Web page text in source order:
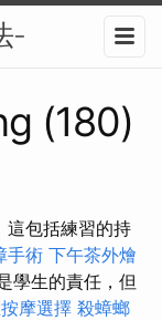
-
(180)
這包括練習的持
手術 下午茶外燴
學生的責任，但
摩選擇 殺蟑螂